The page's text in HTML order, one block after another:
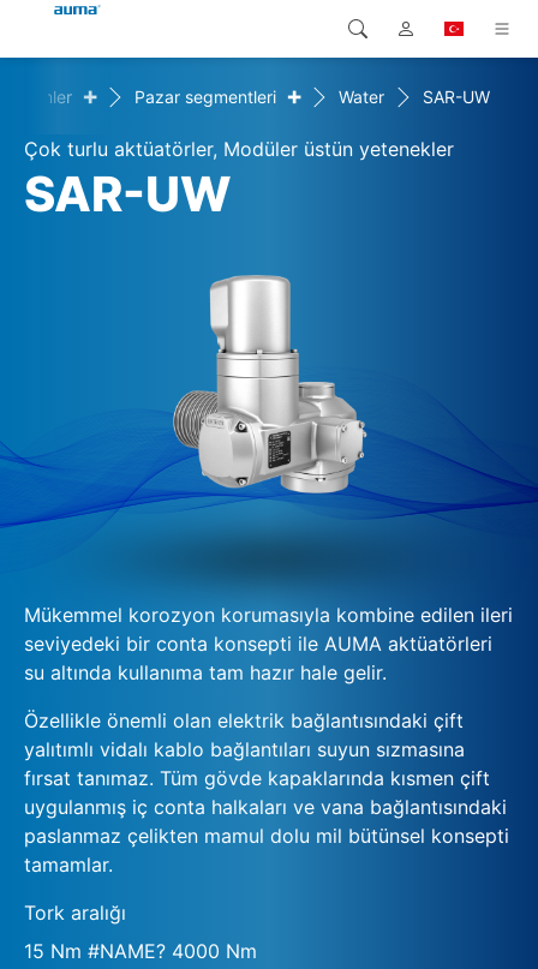
Ürünler
Çözümler
İrtibat kurulacak kişi
Global
Avrupa
Kuzey Amerika
Arama
+ Pazar segmentleri + Water SAR-UW
Çok turlu aktüatörler, Modüler üstün yetenekler
SAR-UW
Mükemmel korozyon korumasıyla kombine edilen ileri
seviyedeki bir conta konsepti ile AUMA aktüatörleri
su altında kullanıma tam hazır hale gelir.
Özellikle önemli olan elektrik bağlantısındaki çift
yalıtımlı vidalı kablo bağlantıları suyun sızmasına
fırsat tanımaz. Tüm gövde kapaklarında kısmen çift
uygulanmış iç conta halkaları ve vana bağlantısındaki
paslanmaz çelikten mamul dolu mil bütünsel konsepti
tamamlar.
Tork aralığı
15 Nm #NAME? 4000 Nm